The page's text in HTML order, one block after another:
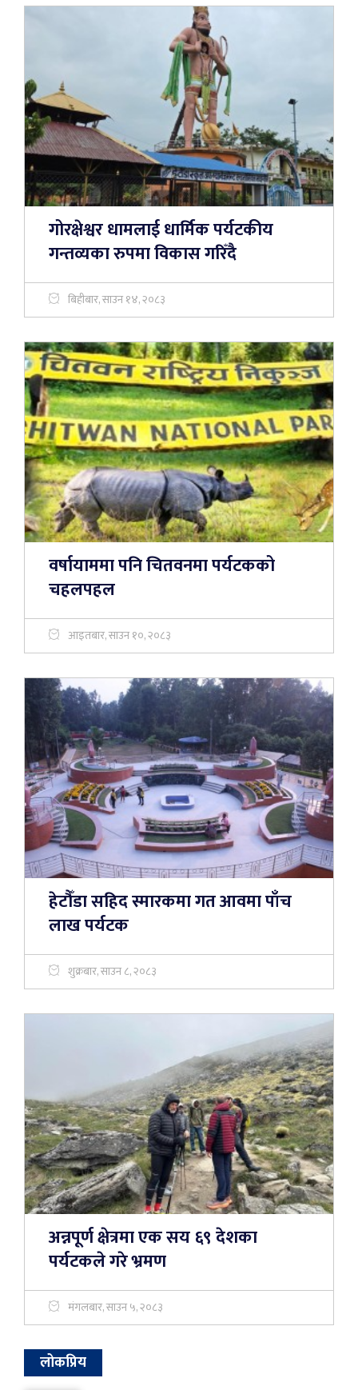
गोरक्षेश्वर धामलाई धार्मिक पर्यटकीय
गन्तव्यका रुपमा विकास गरिँदै
बिहीबार, साउन १४, २०८३
वर्षायाममा पनि चितवनमा पर्यटकको
चहलपहल
आइतबार, साउन १०, २०८३
हेटौँडा सहिद स्मारकमा गत आवमा पाँच
लाख पर्यटक
शुक्रबार, साउन ८, २०८३
अन्नपूर्ण क्षेत्रमा एक सय ६९ देशका
पर्यटकले गरे भ्रमण
मंगलबार, साउन ५, २०८३
लोकप्रिय